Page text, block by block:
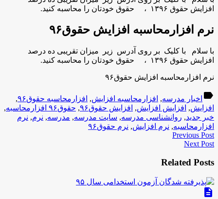
افزایش حقوق ۱۳۹۶ ، حقوق خودتان را محاسبه کنید.
نرم افزارمحاسبه افزایش حقوق۹۶
با سلام با کلیک بر روی آدرس زیر میزان تقریبی ده درصد
افزایش حقوق ۱۳۹۶ ، حقوق خودتان را محاسبه کنید.
نرم افزارمحاسبه افزایش حقوق۹۶
label اخبار مدرسه, افزارمحاسبه افزایش, افزارمحاسبه حقوق۹۶
,
افزایش, افزایش افزایش, افزایش حقوق۹۶ , حقوق۹۶ افزارمحاسبه
,
خبر جدید, روانشناسی مدرسه, سایت مدرسه, مدرسه, نرم, نرم
افزارمحاسبه, نرم افزایش, نرم حقوق۹۶
Previous Post
Next Post
Related Posts
description